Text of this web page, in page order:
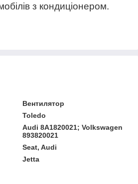
з кондиціонером.
Вентилятор
Toledo
Audi 8A1820021; Volkswagen
893820021
Seat, Audi
Jetta